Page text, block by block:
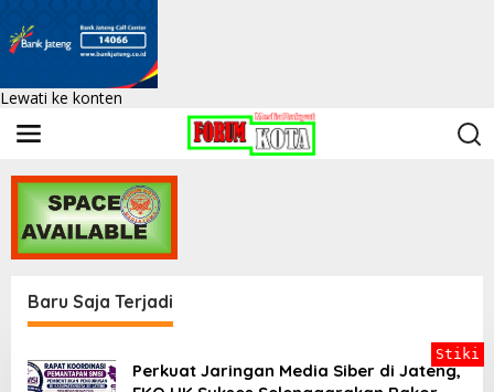
Lewati ke konten
Baru Saja Terjadi
o
Perkuat Jaringan Media Siber di Jateng,
Stiki